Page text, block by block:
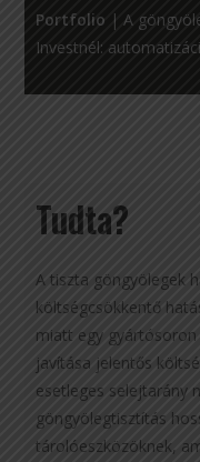
Portfolio |A
Investnél:
Tudta?
A tiszta göngyölegek
költségcsökkentő
miatt egy gyártósoron
javítása jelentős
esetleges selejtarány
göngyölegtisztítás
tárolóeszközöknek,